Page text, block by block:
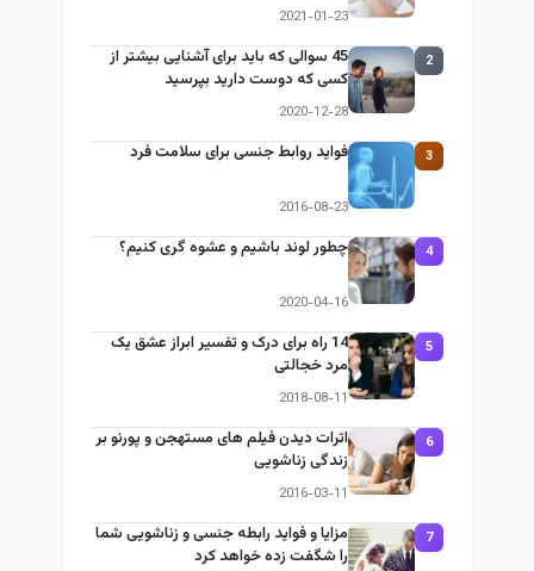
2021-01-23
2
45 سوالی که باید برای آشنایی بیشتر از
کسی که دوست دارید بپرسید
2020-12-28
3 فواید روابط جنسی برای سلامت فرد
2016-08-23
4 چطور لوند باشیم و عشوه گری کنیم؟
2020-04-16
5
14 راه برای درک و تفسیر ابراز عشق یک
مرد خجالتی
2018-08-11
6
اثرات دیدن فیلم های مستهجن و پورنو بر
زندگی زناشویی
2016-03-11
7
مزایا و فواید رابطه جنسی و زناشویی شما
را شگفت زده خواهد کرد